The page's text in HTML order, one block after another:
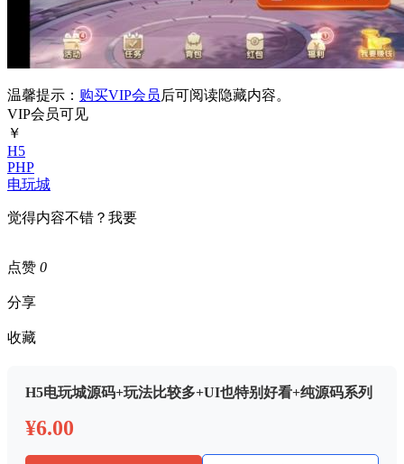
温馨提示： 购买VIP会员后可阅读隐藏内容。
VIP会员可见
￥
H5
PHP
电玩城
觉得内容不错？我要
点赞 0
分享
收藏
H5电玩城源码+玩法比较多+UI也特别好看+纯源码系列
¥6.00